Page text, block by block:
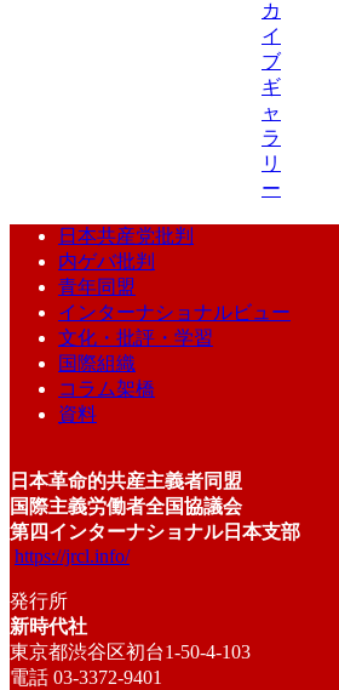
カ
イ
ブ
ギ
ャ
ラ
リ
ー
日本共産党批判
内ゲバ批判
青年同盟
インターナショナルビュー
文化・批評・学習
国際組織
コラム架橋
資料
日本革命的共産主義者同盟
国際主義労働者全国協議会
第四インターナショナル日本支部
https://jrcl.info/
発行所
新時代社
東京都渋谷区初台1-50-4-103
電話 03-3372-9401